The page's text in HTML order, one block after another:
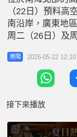
（22日）預料高
南沿岸，廣東地
周二（26日）及
溫達33℃。 天文
岸，預測本港今
光及炎熱，氣溫
根據天文台九天
港聞 2026-05-22
接下來播放